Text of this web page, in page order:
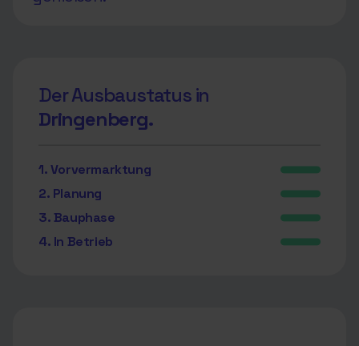
Der Ausbaustatus in
Dringenberg.
1. Vorvermarktung
2. Planung
3. Bauphase
4. In Betrieb